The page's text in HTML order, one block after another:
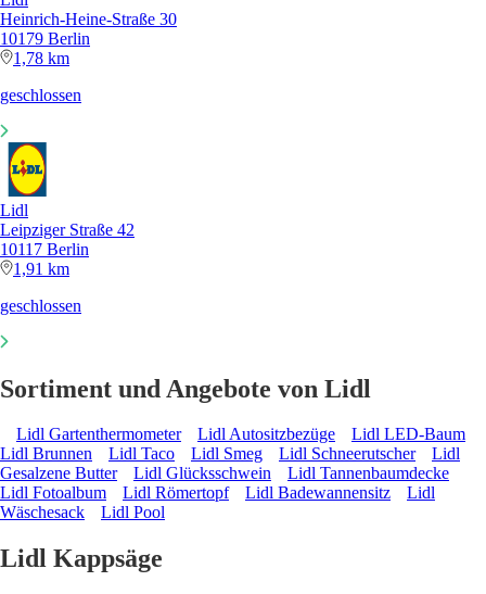
Heinrich-Heine-Straße 30
10179 Berlin
1,78 km
geschlossen
Lidl
Leipziger Straße 42
10117 Berlin
1,91 km
geschlossen
Sortiment und Angebote von Lidl
Lidl Gartenthermometer Lidl Autositzbezüge
Lidl LED-Baum
Lidl Brunnen
Lidl Taco Lidl Smeg Lidl Schneerutscher
Lidl
Gesalzene Butter
Lidl Glücksschwein
Lidl Tannenbaumdecke
Lidl Fotoalbum
Lidl Römertopf Lidl Badewannensitz
Lidl
Wäschesack
Lidl Pool
Lidl Kappsäge